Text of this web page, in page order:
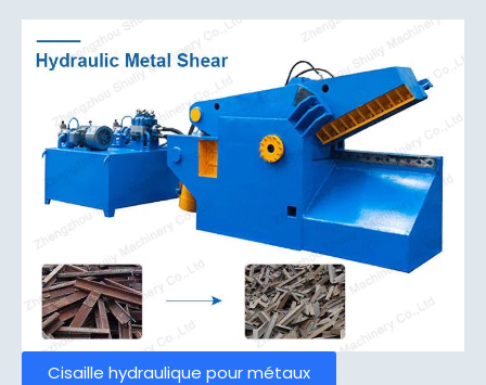
Cisaille hydraulique pour métaux